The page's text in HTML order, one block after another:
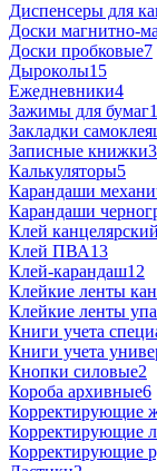
Диспенсеры для
Доски магнитно-
Доски пробковые7
Дыроколы15
Ежедневники4
Зажимы для бумаг
Закладки
Записные книжки3
Калькуляторы5
Карандаши
Карандаши
Клей канцелярский
Клей ПВА13
Клей-карандаш12
Клейкие ленты
Клейкие ленты
Книги учета
Книги учета
Кнопки силовые2
Короба архивные6
Корректирующие
Корректирующие
Корректирующие